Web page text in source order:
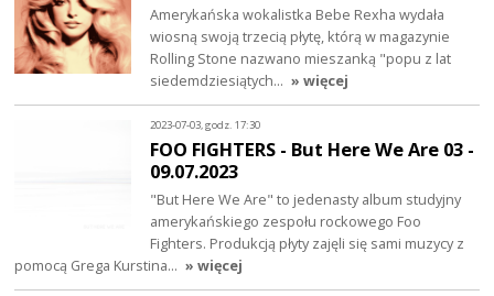
Amerykańska wokalistka Bebe Rexha wydała
wiosną swoją trzecią płytę, którą w magazynie
Rolling Stone nazwano mieszanką "popu z lat
siedemdziesiątych… » więcej
2023-07-03, godz. 17:30
FOO FIGHTERS - But Here We Are 03 -
09.07.2023
"But Here We Are" to jedenasty album studyjny
amerykańskiego zespołu rockowego Foo
Fighters. Produkcją płyty zajęli się sami muzycy z
pomocą Grega Kurstina… » więcej